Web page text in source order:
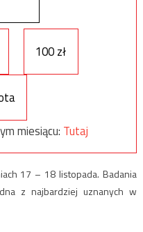
100 zł
miesiącu: Tutaj
17 – 18 listopada. Badania
z najbardziej uznanych w